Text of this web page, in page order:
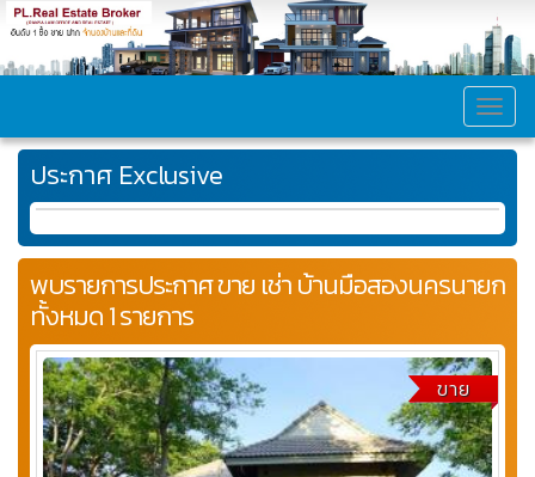
MENU
ประกาศ Exclusive
พบรายการประกาศ ขาย เช่า บ้านมือสองนครนายก
ทั้งหมด 1 รายการ
ขาย